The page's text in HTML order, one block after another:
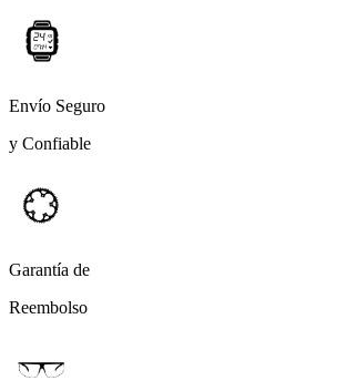
Envío Seguro
y Confiable
Garantía de
Reembolso